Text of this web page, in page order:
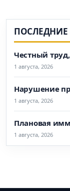
Честный
1 августа, 2026
Нарушение
1 августа, 2026
Плановая
1 августа, 2026